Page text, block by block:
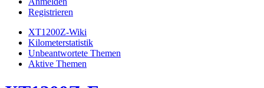
Registrieren
XT1200Z-Wiki
Kilometerstatistik
Unbeantwortete Themen
Aktive Themen